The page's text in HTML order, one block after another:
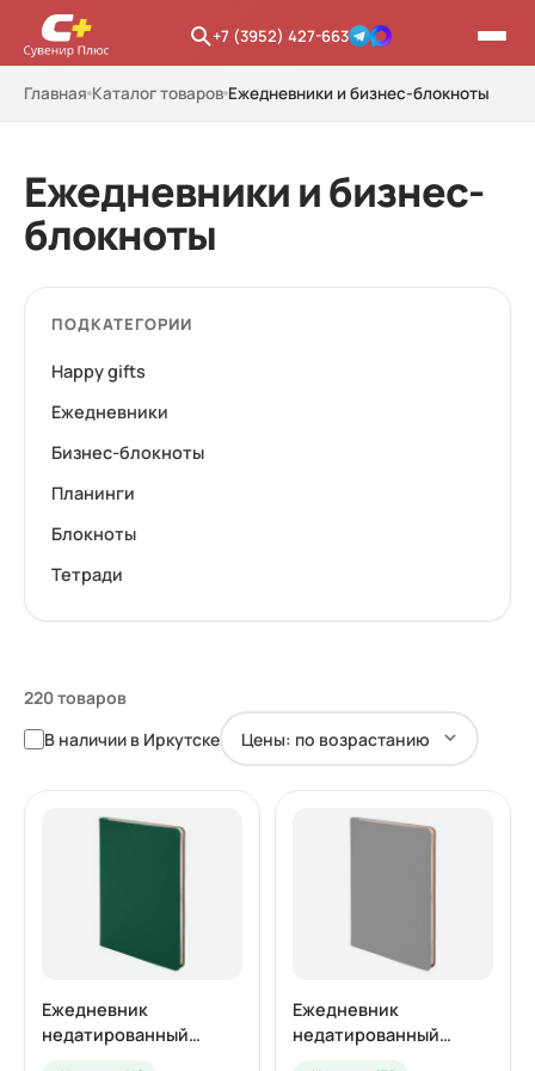
+7 (3952) 427-663
Главная Каталог товаров Ежедневники и бизнес-блокноты
Ежедневники и бизнес-
блокноты
ПОДКАТЕГОРИИ
Happy gifts
Ежедневники
Бизнес-блокноты
Планинги
Блокноты
Тетради
220 товаров
В наличии в Иркутске
Ежедневник
недатированный
Ежедневник
недатированный